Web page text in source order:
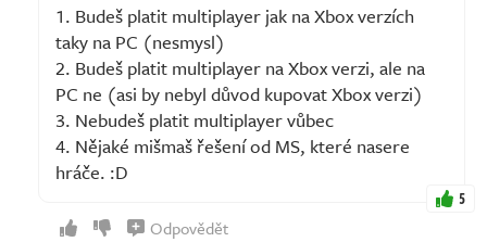
1. Budeš platit multiplayer jak na Xbox verzích
taky na PC (nesmysl)
2. Budeš platit multiplayer na Xbox verzi, ale na
PC ne (asi by nebyl důvod kupovat Xbox verzi)
3. Nebudeš platit multiplayer vůbec
4. Nějaké mišmaš řešení od MS, které nasere
hráče. :D
5
Odpovědět